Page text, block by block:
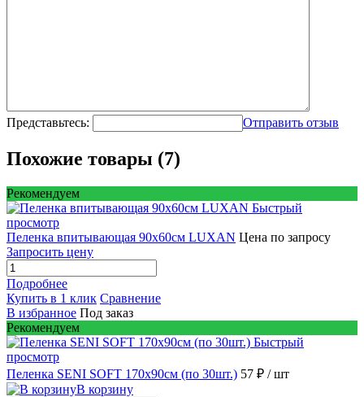
Представьтесь: Отправить отзыв
Похожие товары (7)
Рекомендуем
Быстрый
просмотр
Пеленка впитывающая 90х60см LUXAN Цена по запросу
Запросить цену
Подробнее
Купить в 1 клик Сравнение
В избранное Под заказ
Рекомендуем
Быстрый
просмотр
Пеленка SENI SOFT 170х90см (по 30шт.) 57 ₽ / шт
В корзину